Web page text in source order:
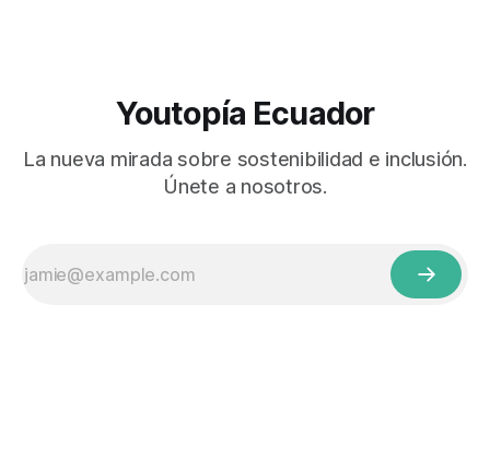
Youtopía Ecuador
La nueva mirada sobre sostenibilidad e inclusión.
Únete a nosotros.